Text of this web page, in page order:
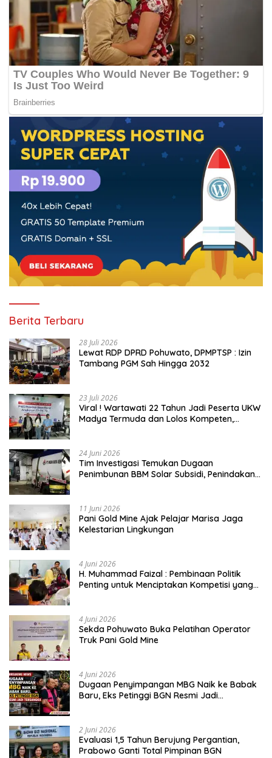
Berita Terbaru
28 Juli 2026
Lewat RDP DPRD Pohuwato, DPMPTSP : Izin
Tambang PGM Sah Hingga 2032
23 Juli 2026
Viral ! Wartawati 22 Tahun Jadi Peserta UKW
Madya Termuda dan Lolos Kompeten,
24 Juni 2026
Tim Investigasi Temukan Dugaan
Penimbunan BBM Solar Subsidi, Penindakan
11 Juni 2026
Pani Gold Mine Ajak Pelajar Marisa Jaga
Kelestarian Lingkungan
4 Juni 2026
H. Muhammad Faizal : Pembinaan Politik
Penting untuk Menciptakan Kompetisi yang
4 Juni 2026
Sekda Pohuwato Buka Pelatihan Operator
Truk Pani Gold Mine
4 Juni 2026
Dugaan Penyimpangan MBG Naik ke Babak
Baru, Eks Petinggi BGN Resmi Jadi
2 Juni 2026
Evaluasi 1,5 Tahun Berujung Pergantian,
Prabowo Ganti Total Pimpinan BGN